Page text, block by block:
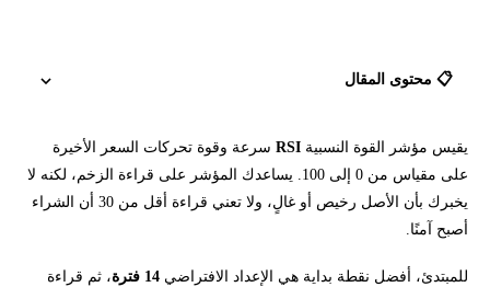
📋 محتوى المقال
ما هو مؤشر القوة النسبية RSI؟
كيف يُحسب مؤشر RSI؟
ماذا تعني مستويات RSI عند 30 و50 و70؟
يقيس مؤشر القوة النسبية RSI سرعة وقوة تحركات السعر الأخيرة
على مقياس من 0 إلى 100. يساعدك المؤشر على قراءة الزخم، لكنه لا
يخبرك بأن الأصل رخيص أو غالٍ، ولا تعني قراءة أقل من 30 أن الشراء
أصبح آمنًا.
للمبتدئ، أفضل نقطة بداية هي الإعداد الافتراضي 14 فترة
، ثم قراءة